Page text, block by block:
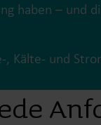
haben – und
, Kälte- und